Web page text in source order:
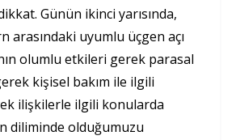
Günün ikinci yarısında,
arasındaki uyumlu üçgen açı
olumlu etkileri gerek parasal
kişisel bakım ile ilgili
ilişkilerle ilgili konularda
diliminde olduğumuzu